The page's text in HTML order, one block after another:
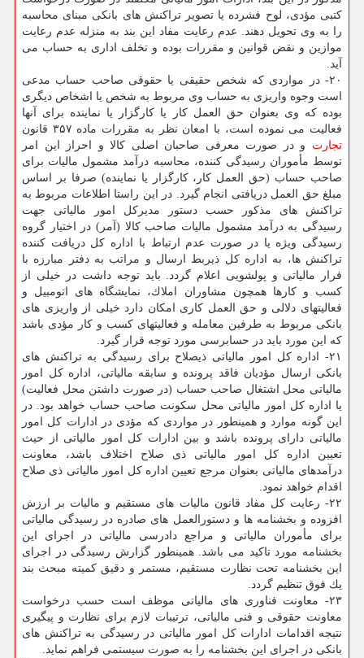
كتبی مؤدی، لوح فشرده یا تصویر تراكنش های بانكی مبنای محاسبه
را به وی تحویل دهند. عدم رعایت مفاد این بند به منزله عدم رعایت
موازین و نقض قوانین و مقررات بوده و تخلف اداری به حساب می
آید.
۲۰- در مواردی كه شخص حقیقی یا حقوقی صاحب حساب مدعی
است وجوه واریزی به حساب وی مربوط به شخص یا اشخاص دیگری
بوده كه وی بعنوان حق العمل كار یا كارگزار یا نماینده برای آنها
فعالیت می نموده است، با امعان نظر به مقررات ماده ۳۵۷ قانون
تجارت و در صورت معرفی صاحبان اصلی كالا و احراز این امر
توسط مأموران رسیدگی كننده، محاسبه درآمد مشمول مالیات برای
صاحب حساب (حق العمل كار، كارگزار یا نماینده) صرفا بر اساس
مبلغ حق العمل دریافتی انجام گیرد. در این راستا اطلاعات مربوط به
تراكنش های مذكور حسب دستور مدیركل امور مالیاتی جهت
رسیدگی به درآمد مشمول مالیات صاحب كالا (آمر) در اختیار گروه
رسیدگی ویژه یا در صورت عدم ارتباط با اداره كل دریافت كننده
تراكنش ها، به اداره كل ذیربط ارسال و مراتب به دفتر مبارزه با
فرار مالیاتی و پولشویی اعلام گردد. باید توجه داشت در خیلی از
كسب و كارها همچون مشاوران املاك، نمایشگاه های اتومبیل و
فعالیتهای دلالی و حق العمل كاری امكان دارد خیلی از واریزی های
بانكی مربوط به طرفین معامله و فعالیتهای كسب و كار مؤدی باشد
كه این مورد باید در حسابرسی مورد توجه قرار گیرد.
۲۱- اداره كل امور مالیاتی ذیصلاح برای رسیدگی به تراكنش های
بانكی ارسال مؤدیان فاقد پرونده و سابقه مالیاتی، اداره كل امور
مالیاتی محل اشتغال صاحب حساب (در صورت داشتن محل فعالیت)
یا اداره كل امور مالیاتی محل سكونت صاحب حساب خواهد بود. در
این گونه موارد و همینطور در مواردی كه مؤدی در ادارات كل امور
مالیاتی دارای پرونده باشد و بین ادارات كل امور مالیاتی از حیث
تعیین اداره كل امور مالیاتی ذی صلاح اختلاف باشد، معاونت
درآمدهای مالیاتی بعنوان مرجع تعیین اداره كل امور مالیاتی ذی صلاح
اقدام خواهد نمود.
۲۲- رعایت كل مفاد قانون مالیات های مستقیم و مالیات بر ارزش
افزوده و بخشنامه ها و دستورالعمل های صادره در رسیدگی مالیاتی
برای مأموران مالیاتی و مراجع دادرسی مالیاتی در اجرای این
بخشنامه مورد تاكید می باشد. همینطور گزارش رسیدگی در اجرای
این بخشنامه تحت نظارت مستقیم، مستمر و دقیق كمیته مبحث بند
یك فوق تنظیم گردد.
۲۳- معاونت فناوری های مالیاتی موظف است حسب درخواست
معاونت حقوقی و فنی مالیاتی، ترتیبات لازم برای نظارت و پیگیری
نتیجه اقدامات ادارات كل امور مالیاتی در رسیدگی به تراكنش های
بانكی در اجرای این بخشنامه را به صورت سیستمی فراهم نماید.